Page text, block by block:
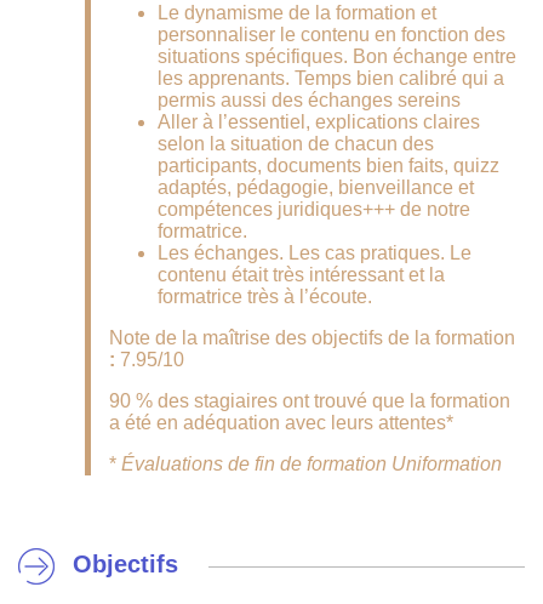
Le dynamisme de la formation et
personnaliser le contenu en fonction des
situations spécifiques. Bon échange entre
les apprenants. Temps bien calibré qui a
permis aussi des échanges sereins
Aller à l’essentiel, explications claires
selon la situation de chacun des
participants, documents bien faits, quizz
adaptés, pédagogie, bienveillance et
compétences juridiques+++ de notre
formatrice.
Les échanges. Les cas pratiques. Le
contenu était très intéressant et la
formatrice très à l’écoute.
Note de la maîtrise des objectifs de la formation
: 7.95/10
90 % des stagiaires ont trouvé que la formation
a été en adéquation avec leurs attentes*
* Évaluations de fin de formation Uniformation
Objectifs